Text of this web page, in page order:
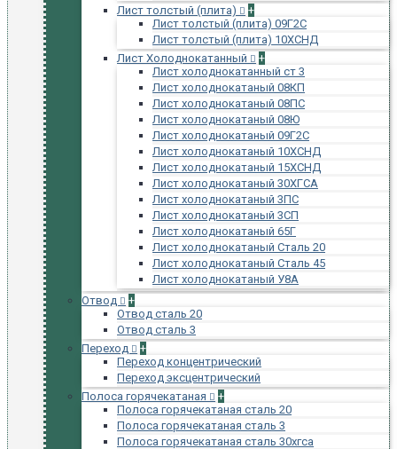
Лист толстый (плита)
+
Лист толстый (плита) 09Г2С
Лист толстый (плита) 10ХСНД
Лист Холоднокатанный
+
Лист холоднокатанный ст 3
Лист холоднокатаный 08КП
Лист холоднокатаный 08ПС
Лист холоднокатаный 08Ю
Лист холоднокатаный 09Г2С
Лист холоднокатаный 10ХСНД
Лист холоднокатаный 15ХСНД
Лист холоднокатаный 30ХГСА
Лист холоднокатаный 3ПС
Лист холоднокатаный 3СП
Лист холоднокатаный 65Г
Лист холоднокатаный Сталь 20
Лист холоднокатаный Сталь 45
Лист холоднокатаный У8А
Отвод
+
Отвод сталь 20
Отвод сталь 3
Переход
+
Переход концентрический
Переход эксцентрический
Полоса горячекатаная
+
Полоса горячекатаная сталь 20
Полоса горячекатаная сталь 3
Полоса горячекатаная сталь 30хгса